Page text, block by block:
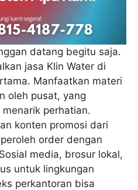
datang begitu saja.
jasa Klin Water di
Manfaatkan materi
oleh pusat, yang
perhatian.
konten promosi dari
order dengan
media, brosur lokal,
untuk lingkungan
perkantoran bisa